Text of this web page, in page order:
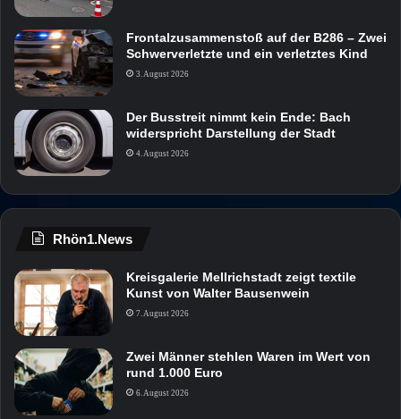
Frontalzusammenstoß auf der B286 – Zwei
Schwerverletzte und ein verletztes Kind
3. August 2026
Der Busstreit nimmt kein Ende: Bach
widerspricht Darstellung der Stadt
4. August 2026
Rhön1.News
Kreisgalerie Mellrichstadt zeigt textile
Kunst von Walter Bausenwein
7. August 2026
Zwei Männer stehlen Waren im Wert von
rund 1.000 Euro
6. August 2026